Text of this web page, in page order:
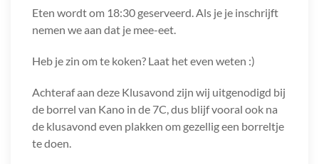
Eten wordt om 18:30 geserveerd. Als je je inschrijft
nemen we aan dat je mee-eet.
Heb je zin om te koken? Laat het even weten :)
Achteraf aan deze Klusavond zijn wij uitgenodigd bij
de borrel van Kano in de 7C, dus blijf vooral ook na
de klusavond even plakken om gezellig een borreltje
te doen.